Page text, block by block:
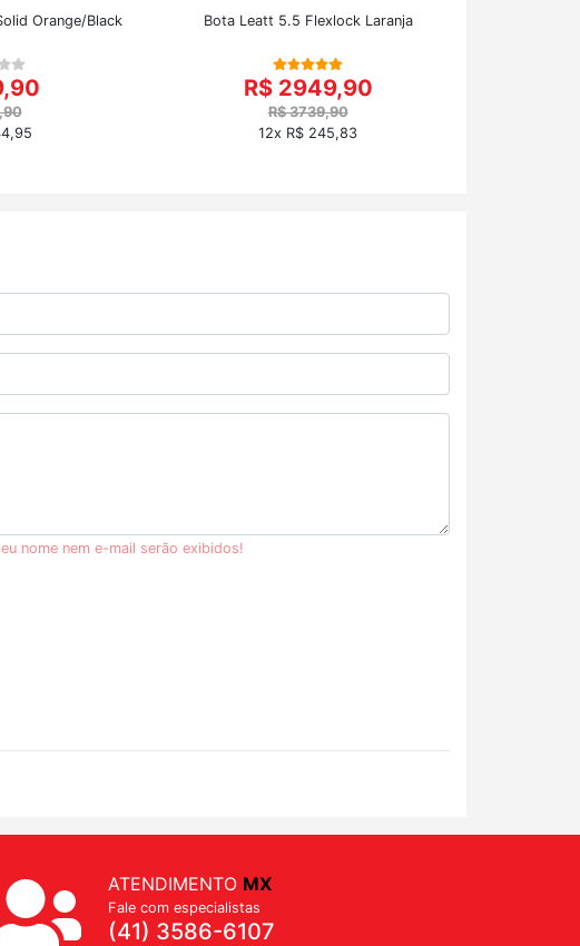
Orange/Black Bota Leatt 5.5 Flexlock Laranja
R$ 2949,90
R$ 3739,90
12x R$ 245,83
nome nem e-mail serão exibidos!
ATENDIMENTO MX
Fale com especialistas
(41) 3586-6107